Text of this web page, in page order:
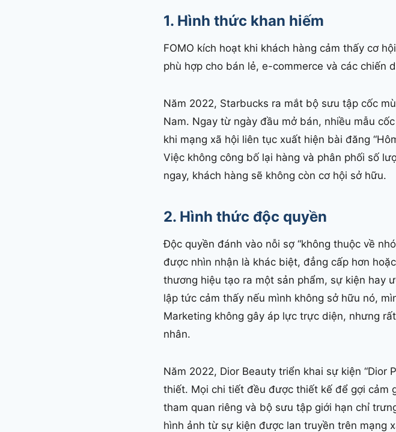
1. Hình thức khan hiếm
FOMO kích hoạt khi khách hàng cảm thấy cơ
phù hợp cho bán lẻ, e-commerce và các chiến
Năm 2022, Starbucks ra mắt bộ sưu tập cốc
Nam. Ngay từ ngày đầu mở bán, nhiều mẫu
khi mạng xã hội liên tục xuất hiện bài đăng
Việc không công bố lại hàng và phân phối số
ngay, khách hàng sẽ không còn cơ hội sở hữu.
2. Hình thức độc quyền
Độc quyền đánh vào nỗi sợ “không thuộc về
được nhìn nhận là khác biệt, đẳng cấp hơn
thương hiệu tạo ra một sản phẩm, sự kiện hay
lập tức cảm thấy nếu mình không sở hữu nó,
Marketing không gây áp lực trực diện, nhưng
nhân.
Năm 2022, Dior Beauty triển khai sự kiện “Dior
thiết. Mọi chi tiết đều được thiết kế để gợi cảm
tham quan riêng và bộ sưu tập giới hạn chỉ
hình ảnh từ sự kiện được lan truyền trên mạng